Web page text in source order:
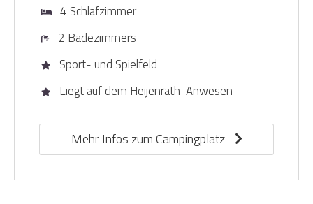
4 Schlafzimmer
2 Badezimmers
Sport- und Spielfeld
Liegt auf dem Heijenrath-Anwesen
Mehr Infos zum Campingplatz